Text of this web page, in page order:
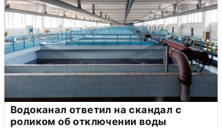
Водоканал ответил на скандал с
роликом об отключении воды